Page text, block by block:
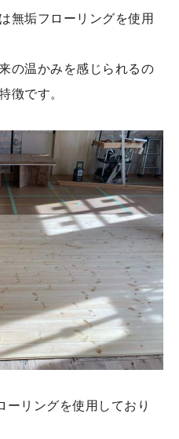
無垢フローリングを使用
の温かみを感じられるの
徴です。
ーリングを使用しており